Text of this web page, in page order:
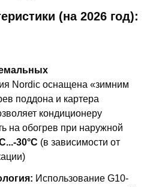
(на 2026 год):
Nordic оснащена «зимним
поддона и картера
кондиционеру
на обогрев при наружной
30°C (в зависимости от
Использование G10-